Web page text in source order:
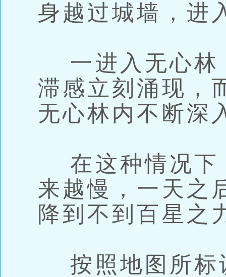
身越过城墙，进
一进入无心林
滞感立刻涌现，
无心林内不断深
在这种情况下
来越慢，一天之
降到不到百星之
按照地图所标